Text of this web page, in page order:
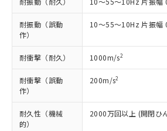
耐振動（誤動
作）
10～55～10Hz 片振
耐衝撃（耐久） 1000m/s2
耐衝撃（誤動
作）
200m/s2
耐久性（機械
的）
2000万回以上 (開閉ひ
記載している更新日時
タに基づき作成されるも
準価格とは異なる場合
了承ください。
正式な納期状況および
様のお取引先、またはお
オムロン制御機器販売店
*EU RoHS指令（10物質）：
鉛(Pb) 1000ppm以下、 水銀(Hg)
(PBDE) 1000ppm以下、フタル酸ビス(2-
ル) (DEHP)(別名：DOP) 1000ppm以下
ルベンジル（BBP） 1000ppm以下、フ
（DBP） 1000ppm以下、フタル酸ジ
但し、RoHS指令で産業用監視および
適用除外項目は除く。
フタル酸エステル類の４物質については
*中国RoHS10物質の基準値 (GB/
Cr(Ⅵ)(六価クロム) : 1000ppm、 PBBs(
ニル類) : 1000ppm、 PBDEs(ポリ臭化ジ
ル類) : 1000ppm、
DBP(フタル酸ジブチル) : 1000ppm、
イソブチル) : 1000ppm、 BBP(フタル酸
DEHP(フタル酸ビス(2-エチルヘキシル
（以下｢規制貨物等」と
国政府の輸出許可(また
とります。
当社は規制貨物を破棄
全に破砕するなど、違法
当社は貴社製品を、核兵
ル、化学兵器、生物兵
記
説明
○ 一定数以上の在庫あり
－
在庫なし(最新の在